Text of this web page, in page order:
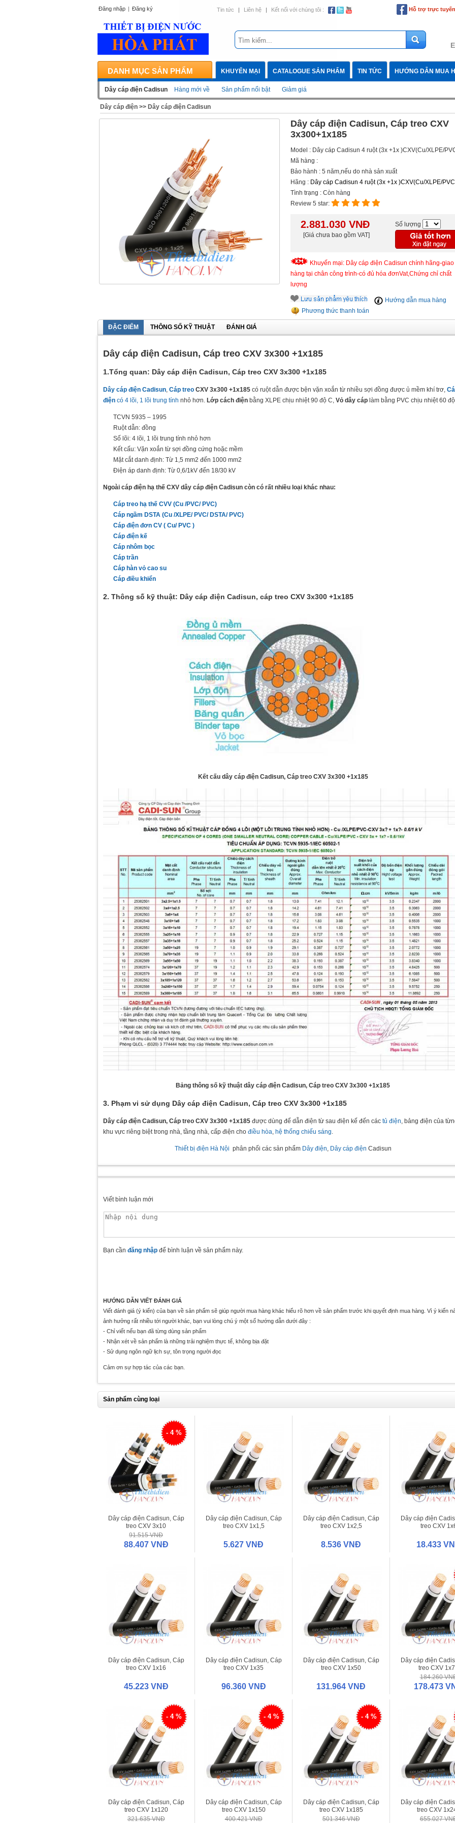
Đăng nhập | Đăng ký Tin tức | Liên hệ | Kết nối với chúng tôi : Hỗ trợ trực tuyến
DANH MỤC SẢN PHẨM KHUYẾN MẠI CATALOGUE SẢN PHẨM TIN TỨC HƯỚNG DẪN MUA
Dây cáp điện Cadisun Hàng mới về Sản phẩm nổi bật Giảm giá
Dây cáp điện >> Dây cáp điện Cadisun
Dây cáp điện Cadisun, Cáp treo CXV
3x300+1x185
Model : Dây cáp Cadisun 4 ruột (3x +1x )CXV(Cu/XLPE/
Mã hàng :
Bảo hành : 5 năm,nếu do nhà sản xuất
Hãng : Dây cáp Cadisun 4 ruột (3x +1x )CXV(Cu/XLPE/PVC
Tình trạng : Còn hàng
Review 5 star:
2.881.030 VNĐ
[Giá chưa bao gồm VAT]
Số lượng
Khuyến mại: Dây cáp điện Cadisun chính hãng-giao
hàng tại chân công trình-có đủ hóa đơnVat,Chứng chỉ chất
lượng
Hướng dẫn mua hàng
Phương thức thanh toán
ĐẶC ĐIỂM THÔNG SỐ KỸ THUẬT ĐÁNH GIÁ
Dây cáp điện Cadisun, Cáp treo CXV 3x300 +1x185
1.Tổng quan: Dây cáp điện Cadisun, Cáp treo CXV 3x300 +1x185
Dây cáp điện Cadisun, Cáp treo CXV 3x300 +1x185 có ruột dẫn được bện vặn xoắn từ nhiều sợi đồng được ủ mềm khí trơ,
điện có 4 lõi, 1 lõi trung tính nhỏ hơn. Lớp cách điện bằng XLPE chịu nhiệt 90 độ C, Vỏ dây cáp làm bằng PVC chịu nhiệt 60
TCVN 5935 – 1995
Ruột dẫn: đồng
Số lõi: 4 lõi, 1 lõi trung tính nhỏ hơn
Kết cấu: Vặn xoắn từ sợi đồng cứng hoặc mềm
Mặt cắt danh định: Từ 1,5 mm2 đến 1000 mm2
Điện áp danh định: Từ 0,6/1kV đến 18/30 kV
Ngoài cáp điện hạ thế CXV dây cáp điện Cadisun còn có rất nhiều loại khác nhau:
Cáp treo hạ thế CVV (Cu /PVC/ PVC)
Cáp ngầm DSTA (Cu /XLPE/ PVC/ DSTA/ PVC)
Cáp điện đơn CV ( Cu/ PVC )
Cáp điện kế
Cáp nhôm bọc
Cáp trần
Cáp hàn vỏ cao su
Cáp điều khiển
2. Thông số kỹ thuật: Dây cáp điện Cadisun, cáp treo CXV 3x300 +1x185
Kết cấu dây cáp điện Cadisun, Cáp treo CXV 3x300 +1x185
Bảng thông số kỹ thuật dây cáp điện Cadisun, Cáp treo CXV 3x300 +1x185
3. Phạm vi sử dụng Dây cáp điện Cadisun, Cáp treo CXV 3x300 +1x185
Dây cáp điện Cadisun, Cáp treo CXV 3x300 +1x185 được dùng để dẫn điện từ sau điện kế đến các tủ điện, bảng điện của
khu vực riêng biệt trong nhà, tầng nhà, cấp điện cho điều hòa, hệ thống chiếu sáng.
Thiết bị điện Hà Nội phân phối các sản phẩm Dây điện, Dây cáp điện Cadisun
Viết bình luận mới
Bạn cần đăng nhập để bình luận về sản phẩm này.
HƯỚNG DẪN VIẾT ĐÁNH GIÁ
Viết đánh giá (ý kiến) của bạn về sản phẩm sẽ giúp người mua hàng khác hiểu rõ hơn về sản phẩm trước khi quyết định mua hàng. Vì ý kiến
ảnh hưởng rất nhiều tới người khác, bạn vui lòng chú ý một số hướng dẫn dưới đây :
- Chỉ viết nếu bạn đã từng dùng sản phẩm
- Nhận xét về sản phẩm là những trải nghiệm thực tế, không bịa đặt
- Sử dụng ngôn ngữ lịch sự, tôn trọng người đọc
Cảm ơn sự hợp tác của các bạn.
Sản phẩm cùng loại
- 4 %
Dây cáp điện Cadisun, Cáp
treo CXV 3x10
91.515 VNĐ
88.407 VNĐ
Dây cáp điện Cadisun, Cáp
treo CXV 1x1,5
5.627 VNĐ
Dây cáp điện Cadisun, Cáp
treo CXV 1x2,5
8.536 VNĐ
Dây cáp điện
treo CXV
18.433
Dây cáp điện Cadisun, Cáp
treo CXV 1x16
45.223 VNĐ
Dây cáp điện Cadisun, Cáp
treo CXV 1x35
96.360 VNĐ
Dây cáp điện Cadisun, Cáp
treo CXV 1x50
131.964 VNĐ
Dây cáp điện
treo CXV
184.260
178.473
- 4 %
Dây cáp điện Cadisun, Cáp
treo CXV 1x120
321.635 VNĐ
- 4 %
Dây cáp điện Cadisun, Cáp
treo CXV 1x150
400.421 VNĐ
- 4 %
Dây cáp điện Cadisun, Cáp
treo CXV 1x185
501.346 VNĐ
Dây cáp điện
treo CXV
655.027